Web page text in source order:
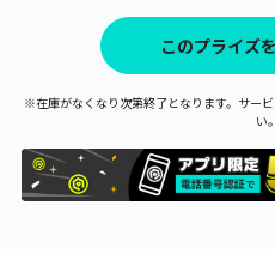
このプライズ
※在庫がなくなり次第終了となります。サー
い。